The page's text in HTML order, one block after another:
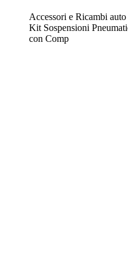
Accessori e Ricambi auto
Kit Sospensioni
con Comp